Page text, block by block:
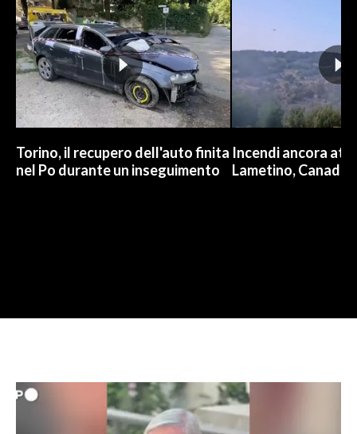
Torino, il recupero dell'auto finita
nel Po durante un inseguimento
Incendi ancora
Lametino,